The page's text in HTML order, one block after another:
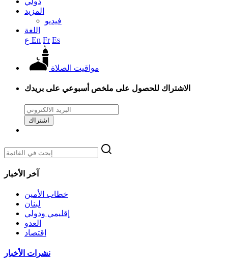
المزيد
فيديو
اللغة
En Fr Es
مواقيت الصلاة
الاشتراك للحصول على ملخص أسبوعي على بريدك
اشتراك
آخر الأخبار
خطاب الأمين
لبنان
إقليمي ودولي
العدو
اقتصاد
نشرات الأخبار